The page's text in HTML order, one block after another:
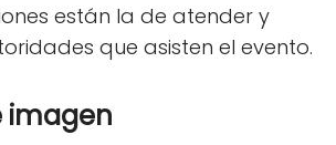
están la de atender y
que asisten el evento.
imagen